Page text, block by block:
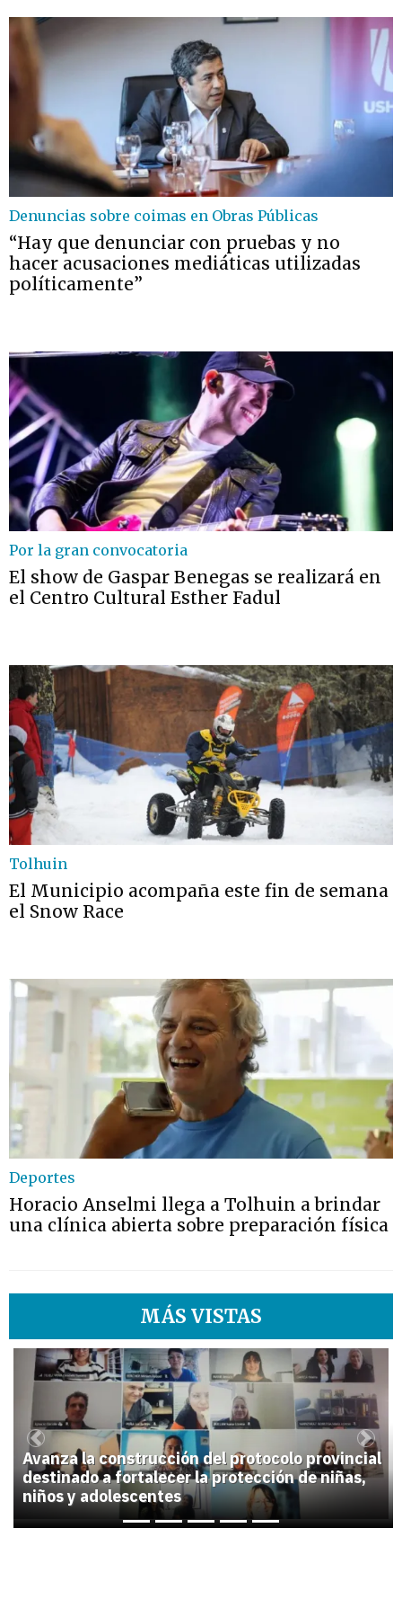
Denuncias sobre coimas en Obras Públicas
“Hay que denunciar con pruebas y no
hacer acusaciones mediáticas utilizadas
políticamente”
Por la gran convocatoria
El show de Gaspar Benegas se realizará en
el Centro Cultural Esther Fadul
Tolhuin
El Municipio acompaña este fin de semana
el Snow Race
Deportes
Horacio Anselmi llega a Tolhuin a brindar
una clínica abierta sobre preparación física
MÁS VISTAS
1
Avanza la construcción del protocolo provincial
destinado a fortalecer la protección de niñas,
niños y adolescentes
Previous Next